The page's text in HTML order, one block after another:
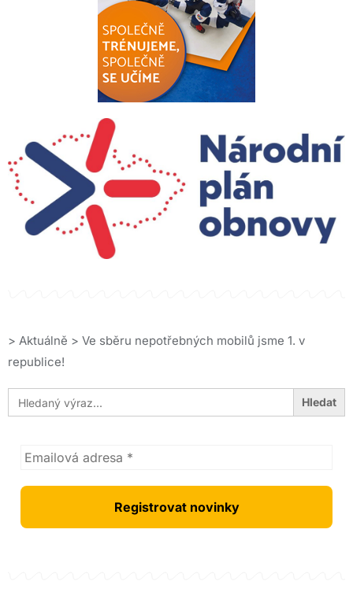
> Aktuálně > Ve sběru nepotřebných mobilů jsme 1. v
republice!
Search
for: